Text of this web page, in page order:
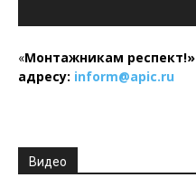
«Монтажникам респект!»
адресу: inform@apic.ru
Видео